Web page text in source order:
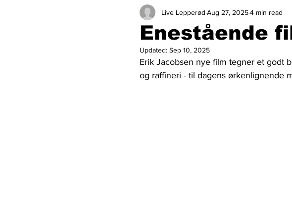
Enestående
Live Lepperød Aug 27, 20254 min read
Updated: Sep 10, 2025
Erik Jacobsen nye film tegner et godt
og raffineri - til dagens ørkenlignende